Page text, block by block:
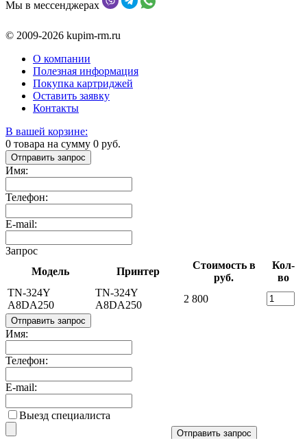
Мы в мессенджерах
© 2009-2026 kupim-rm.ru
О компании
Полезная информация
Покупка картриджей
Оставить заявку
Контакты
В вашей корзине:
0 товара на сумму 0 руб.
Отправить запрос
Имя:
Телефон:
E-mail:
Запрос
Модель
Принтер
Стоимость в
руб.
Кол-
во
TN-324Y
A8DA250
TN-324Y
A8DA250
2 800
Отправить запрос
Имя:
Телефон:
E-mail:
Выезд специалиста
Отправить запрос